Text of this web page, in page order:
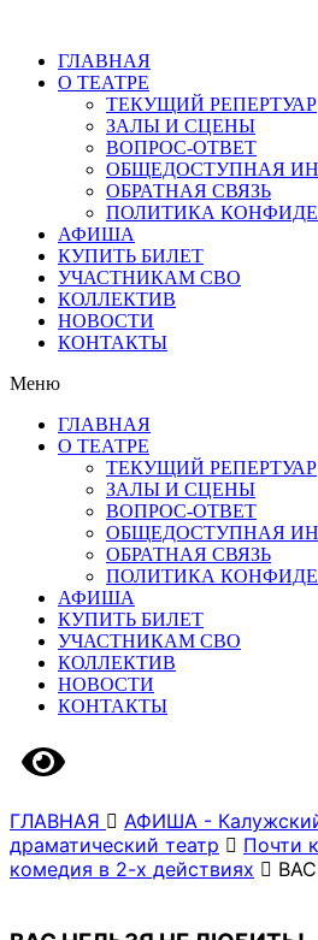
ГЛАВНАЯ
О ТЕАТРЕ
ТЕКУЩИЙ РЕПЕРТУАР
ЗАЛЫ И СЦЕНЫ
ВОПРОС-ОТВЕТ
ОБЩЕДОСТУПНАЯ
ОБРАТНАЯ СВЯЗЬ
ПОЛИТИКА
АФИША
КУПИТЬ БИЛЕТ
УЧАСТНИКАМ СВО
КОЛЛЕКТИВ
НОВОСТИ
КОНТАКТЫ
Меню
ГЛАВНАЯ
О ТЕАТРЕ
ТЕКУЩИЙ РЕПЕРТУАР
ЗАЛЫ И СЦЕНЫ
ВОПРОС-ОТВЕТ
ОБЩЕДОСТУПНАЯ
ОБРАТНАЯ СВЯЗЬ
ПОЛИТИКА
АФИША
КУПИТЬ БИЛЕТ
УЧАСТНИКАМ СВО
КОЛЛЕКТИВ
НОВОСТИ
КОНТАКТЫ
ГЛАВНАЯ
АФИША -
драматический театр
Почти
комедия в 2-х действиях